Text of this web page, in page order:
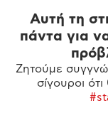
Αυτή τη
πάντα για
Ζητούμε
σίγουροι